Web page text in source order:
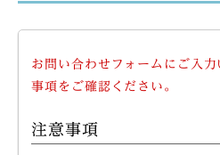
お問い合わせフォームにご入
事項をご確認ください。
注意事項